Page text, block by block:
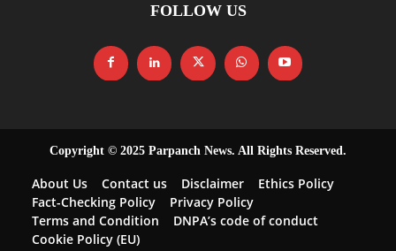
FOLLOW US
Copyright © 2025 Parpanch News. All Rights Reserved.
About Us Contact us Disclaimer
Ethics Policy
Fact-Checking Policy
Privacy Policy
Terms and Condition
DNPA’s code of conduct
Cookie Policy (EU)